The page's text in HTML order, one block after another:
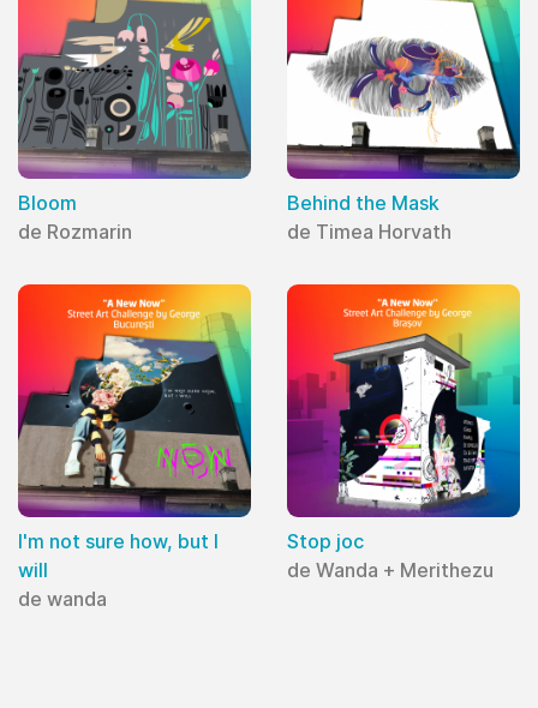
Bloom
de Rozmarin
Behind the Mask
de Timea Horvath
I'm not sure how, but I
will
de wanda
Stop joc
de Wanda + Merithezu